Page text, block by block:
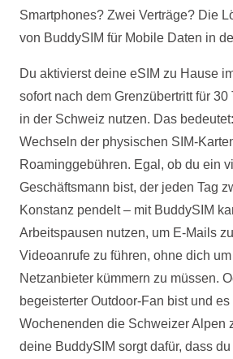
Smartphones? Zwei Verträge? Die
von BuddySIM für Mobile Daten in
Du aktivierst deine eSIM zu Hause
sofort nach dem Grenzübertritt für 30
in der Schweiz nutzen. Das
Wechseln der physischen SIM-
Roaminggebühren. Egal, ob du ein
Geschäftsmann bist, der jeden Tag
Konstanz pendelt – mit BuddySIM
Arbeitspausen nutzen, um E-Mails
Videoanrufe zu führen, ohne dich
Netzanbieter kümmern zu müssen.
begeisterter Outdoor-Fan bist und
Wochenenden die Schweizer Alpen
deine BuddySIM sorgt dafür, dass